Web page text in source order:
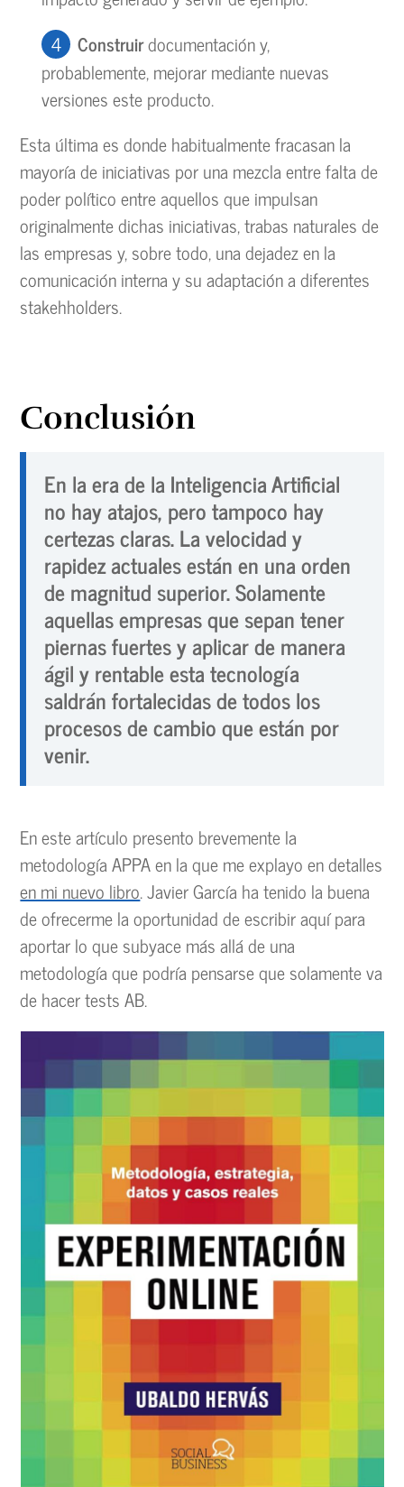
Construirdocumentación y,
probablemente, mejorar mediante nuevas
versiones este producto.
Esta última es donde habitualmente fracasan la
mayoría de iniciativas por una mezcla entre falta de
poder político entre aquellos que impulsan
originalmente dichas iniciativas, trabas naturales de
las empresas y, sobre todo, una dejadez en la
comunicación interna y su adaptación a diferentes
stakehholders.
Conclusión
En la era de la Inteligencia Artificial
no hay atajos, pero tampoco hay
certezas claras. La velocidad y
rapidez actuales están en una orden
de magnitud superior. Solamente
aquellas empresas que sepan tener
piernas fuertes y aplicar de manera
ágil y rentable esta tecnología
saldrán fortalecidas de todos los
procesos de cambio que están por
venir.
En este artículo presento brevemente la
metodología APPA en la que me explayo en detalles
en mi nuevo libro. Javier García ha tenido la buena
de ofrecerme la oportunidad de escribir aquí para
aportar lo que subyace más allá de una
metodología que podría pensarse que solamente va
de hacer tests AB.